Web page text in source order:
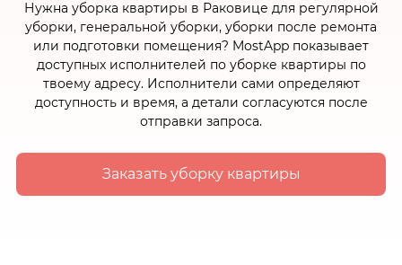
Нужна уборка квартиры в Раковице для регулярной
уборки, генеральной уборки, уборки после ремонта
или подготовки помещения? MostApp показывает
доступных исполнителей по уборке квартиры по
твоему адресу. Исполнители сами определяют
доступность и время, а детали согласуются после
отправки запроса.
Заказать уборку квартиры